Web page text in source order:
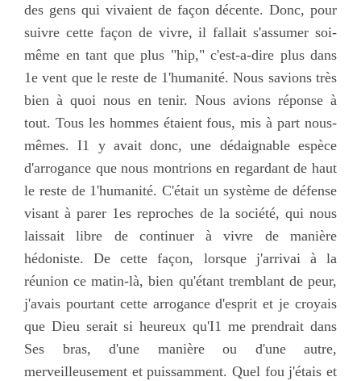
des gens qui vivaient de façon décente. Donc, pour
suivre cette façon de vivre, il fallait s'assumer soi-
même en tant que plus "hip," c'est-a-dire plus dans
1e vent que le reste de 1'humanité. Nous savions très
bien à quoi nous en tenir. Nous avions réponse à
tout. Tous les hommes étaient fous, mis à part nous-
mêmes. I1 y avait donc, une dédaignable espèce
d'arrogance que nous montrions en regardant de haut
le reste de 1'humanité. C'était un système de défense
visant à parer 1es reproches de la société, qui nous
laissait libre de continuer à vivre de manière
hédoniste. De cette façon, lorsque j'arrivai à la
réunion ce matin-là, bien qu'étant tremblant de peur,
j'avais pourtant cette arrogance d'esprit et je croyais
que Dieu serait si heureux qu'I1 me prendrait dans
Ses bras, d'une manière ou d'une autre,
merveilleusement et puissamment. Quel fou j'étais et